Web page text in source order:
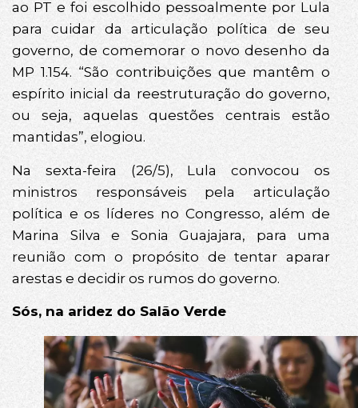
ao PT e foi escolhido pessoalmente por Lula
para cuidar da articulação política de seu
governo, de comemorar o novo desenho da
MP 1.154. “São contribuições que mantêm o
espírito inicial da reestruturação do governo,
ou seja, aquelas questões centrais estão
mantidas”, elogiou.
Na sexta-feira (26/5), Lula convocou os
ministros responsáveis pela articulação
política e os líderes no Congresso, além de
Marina Silva e Sonia Guajajara, para uma
reunião com o propósito de tentar aparar
arestas e decidir os rumos do governo.
Sós, na aridez do Salão Verde